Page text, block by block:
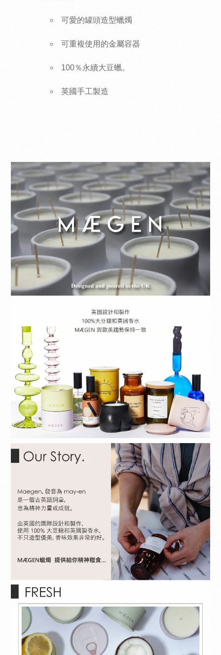
可愛的罐頭造型蠟燭
可重複使用的金屬容器
100％永續大豆蠟。
英國手工製造